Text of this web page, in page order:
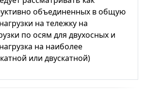
объединенных в общую
на тележку на
по осям для двухосных и
на наиболее
или двускатной)